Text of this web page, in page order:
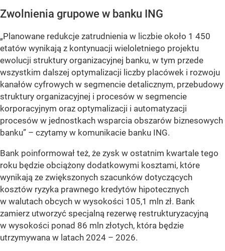
Zwolnienia grupowe w banku ING
„Planowane redukcje zatrudnienia w liczbie około 1 450
etatów wynikają z kontynuacji wieloletniego projektu
ewolucji struktury organizacyjnej banku, w tym przede
wszystkim dalszej optymalizacji liczby placówek i rozwoju
kanałów cyfrowych w segmencie detalicznym, przebudowy
struktury organizacyjnej i procesów w segmencie
korporacyjnym oraz optymalizacji i automatyzacji
procesów w jednostkach wsparcia obszarów biznesowych
banku” – czytamy w komunikacie banku ING.
Bank poinformował też, że zysk w ostatnim kwartale tego
roku będzie obciążony dodatkowymi kosztami, które
wynikają ze zwiększonych szacunków dotyczących
kosztów ryzyka prawnego kredytów hipotecznych
w walutach obcych w wysokości 105,1 mln zł. Bank
zamierz utworzyć specjalną rezerwę restrukturyzacyjną
w wysokości ponad 86 mln złotych, która będzie
utrzymywana w latach 2024 – 2026.